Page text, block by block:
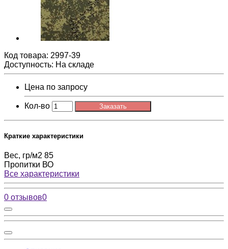
Код товара: 2997-39
Доступность: На складе
Цена по запросу
Кол-во Заказать
Краткие характеристики
Вес, гр/м2 85
Пропитки ВО
Все характеристики
0 отзывов0